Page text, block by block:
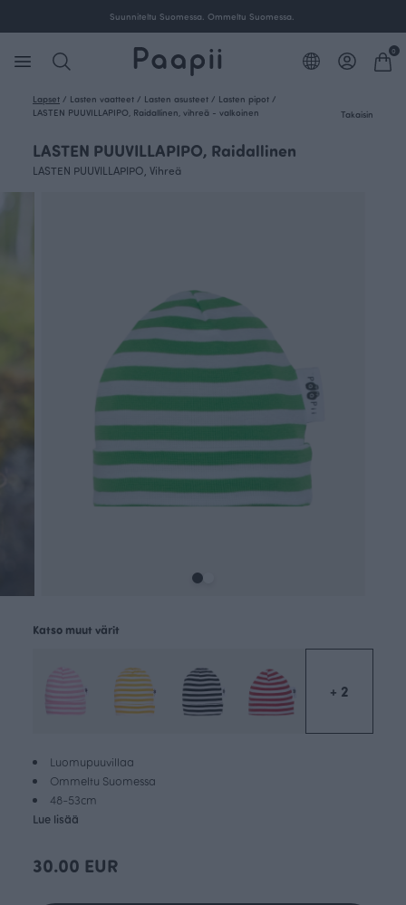
Suunniteltu Suomessa. Ommeltu Suomessa.
0
Lapset / Lasten vaatteet / Lasten asusteet / Lasten pipot /
LASTEN PUUVILLAPIPO, Raidallinen, vihreä - valkoinen
Takaisin
LASTEN PUUVILLAPIPO, Raidallinen
LASTEN PUUVILLAPIPO, Vihreä
Luomupuuvillaa
Ommeltu Suomessa
48-53cm
Lue lisää
Katso muut värit
+ 2
30.00 EUR